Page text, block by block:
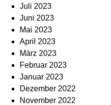
Juli 2023
Juni 2023
Mai 2023
April 2023
März 2023
Februar 2023
Januar 2023
Dezember 2022
November 2022